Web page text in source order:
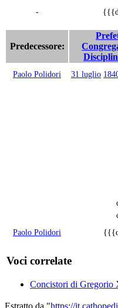
-
Predecessore:
Paolo Polidori 31 luglio
Paolo Polidori
Voci correlate
Concistori di Gregorio
Estratto da "https://